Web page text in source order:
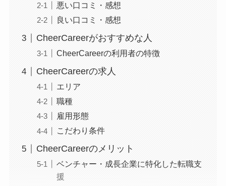
悪い口コミ・感想
良い口コミ・感想
CheerCareerがおすすめな人
CheerCareerの利用者の特徴
CheerCareerの求人
エリア
職種
雇用形態
こだわり条件
CheerCareerのメリット
ベンチャー・成長企業に特化した転職支
援